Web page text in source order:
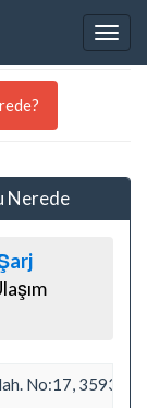
Nerede
No:17, 35930